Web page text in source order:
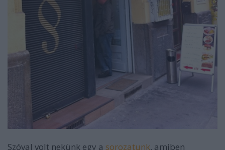
Szóval volt nekünk egy a sorozatunk, amiben